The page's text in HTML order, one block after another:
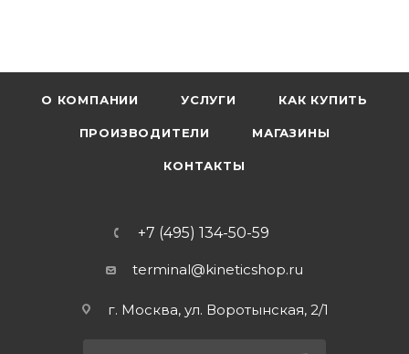
О КОМПАНИИ УСЛУГИ КАК КУПИТЬ
ПРОИЗВОДИТЕЛИ МАГАЗИНЫ
КОНТАКТЫ
+7 (495) 134-50-59
terminal@kineticshop.ru
г. Москва, ул. Воротынская, 2/1